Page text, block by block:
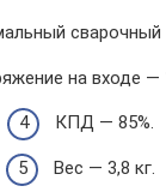
на входе —
КПД — 85%.
Вес — 3,8 кг.